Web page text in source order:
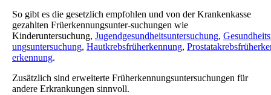
So gibt es die gesetzlich empfohlen und von der Krankenkasse
gezahlten Früerkennungsunter-suchungen wie
Kinderuntersuchung, Jugendgesundheitsuntersuchung,
ungsuntersuchung, Hautkrebsfrüherkennung,
erkennung.
Zusätzlich sind erweiterte Früherkennungsuntersuchungen für
andere Erkrankungen sinnvoll.